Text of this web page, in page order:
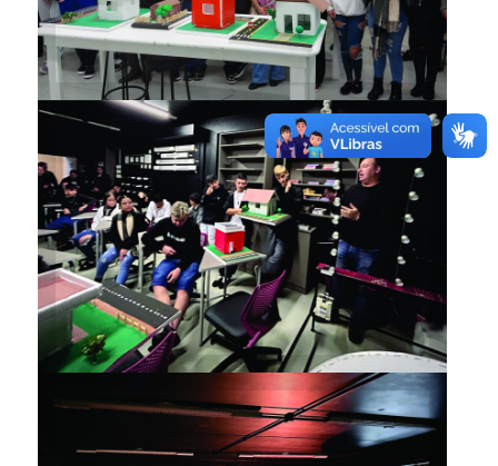
Estudantes também
desenvolveram maquetes de
edificações